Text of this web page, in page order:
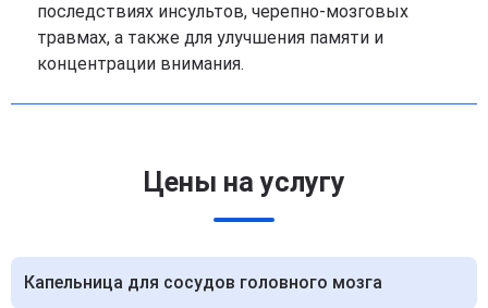
последствиях инсультов, черепно-мозговых
травмах, а также для улучшения памяти и
концентрации внимания.
Цены на услугу
Капельница для сосудов головного мозга